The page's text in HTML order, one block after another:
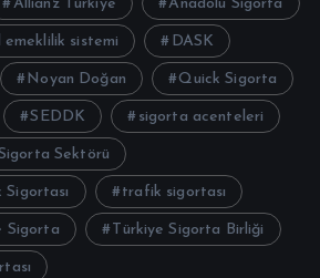
Allianz Türkiye Anadolu Sigorta
emeklilik sistemi DASK
Noyan Doğan Quick Sigorta
SEDDK sigorta acenteleri
Sektörü
Sigortası trafik sigortası
Sigorta Türkiye Sigorta Birliği